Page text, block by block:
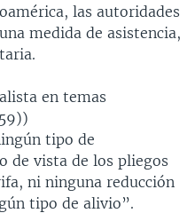
las autoridades
medida de asistencia,
en temas
tipo de
de vista de los pliegos
ni ninguna reducción
tipo de alivio”.